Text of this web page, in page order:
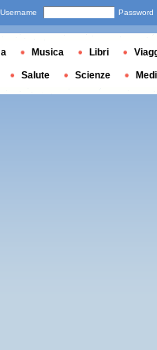
Username Password
Musica Libri
Salute Scienze